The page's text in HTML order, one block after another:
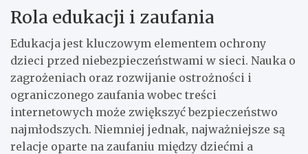
Rola edukacji i zaufania
Edukacja jest kluczowym elementem ochrony
dzieci przed niebezpieczeństwami w sieci. Nauka o
zagrożeniach oraz rozwijanie ostrożności i
ograniczonego zaufania wobec treści
internetowych może zwiększyć bezpieczeństwo
najmłodszych. Niemniej jednak, najważniejsze są
relacje oparte na zaufaniu między dziećmi a